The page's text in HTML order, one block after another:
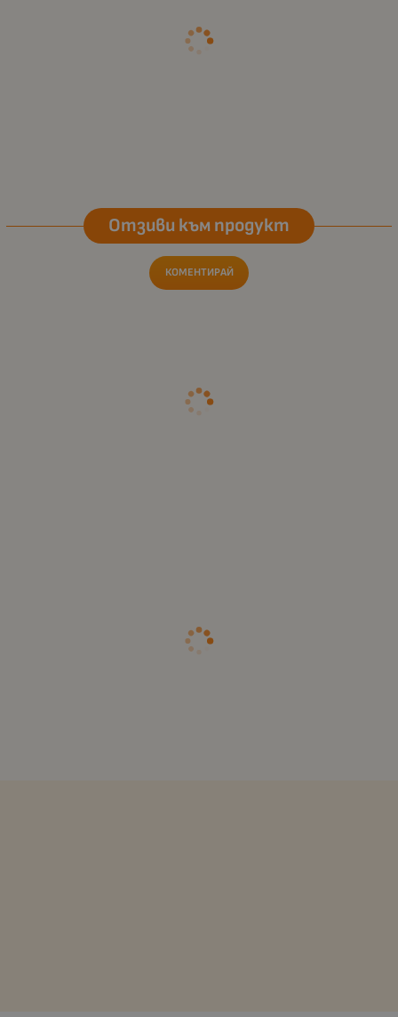
Отзиви към продукт
КОМЕНТИРАЙ